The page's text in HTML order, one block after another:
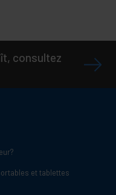
consultez
et tablettes